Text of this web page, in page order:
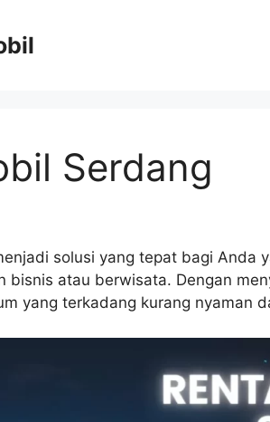
Serdang
solusi yang tepat bagi Anda
bisnis atau berwisata. Dengan
yang terkadang kurang nyaman